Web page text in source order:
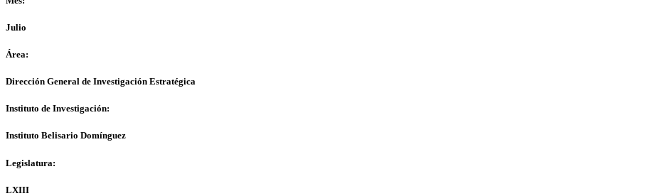
Julio
Área:
Dirección General de Investigación Estratégica
Instituto de Investigación:
Instituto Belisario Domínguez
Legislatura:
LXIII